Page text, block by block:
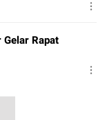
Rapat